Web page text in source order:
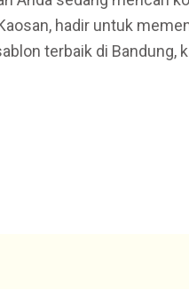
hadir untuk
terbaik di Bandung,